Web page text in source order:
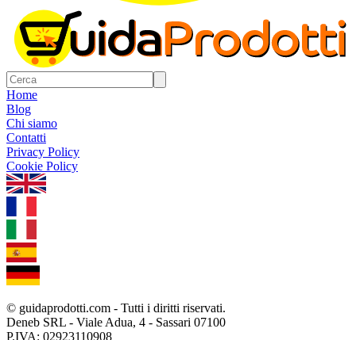
Home
Blog
Chi siamo
Contatti
Privacy Policy
Cookie Policy
© guidaprodotti.com - Tutti i diritti riservati.
Deneb SRL - Viale Adua, 4 - Sassari 07100
P.IVA: 02923110908